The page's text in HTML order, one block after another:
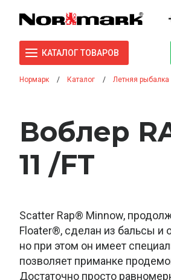
КАТАЛОГ ТОВАРОВ
Нормарк Каталог Летняя рыбалка
Воблер
11 /FT
Scatter Rap® Minnow,
Floater®, сделан из бальсы и
но при этом он имеет
позволяет приманке
Достаточно просто